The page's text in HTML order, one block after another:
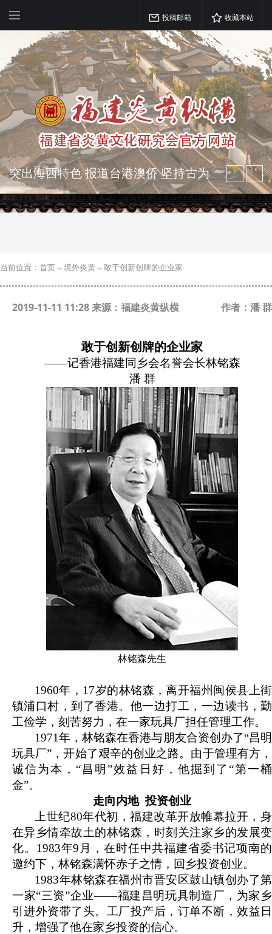
投稿邮箱 收藏本站
弘扬优秀文化 振奋民族精神 介绍民族
瑰宝 宣传中华精英
突出海西特色 报道台港澳侨 坚持古为
当前位置： 首页 ›› 境外炎黄 ›› ​敢于创新创牌的企业家
2019-11-11 11:28 来源：福建炎黄纵横 作者：潘 群
敢于创新创牌的企业家
——记香港福建同乡会名誉会长林铭森
潘 群
林铭森先生
1960年，17岁的林铭森，离开福州闽侯县上街
镇浦口村，到了香港。他一边打工，一边读书，勤
工俭学，刻苦努力，在一家玩具厂担任管理工作。
1971年，林铭森在香港与朋友合资创办了“昌明
玩具厂”，开始了艰辛的创业之路。由于管理有方，
诚信为本，“昌明”效益日好，他掘到了“第一桶
金”。
走向内地 投资创业
上世纪80年代初，福建改革开放帷幕拉开，身
在异乡情牵故土的林铭森，时刻关注家乡的发展变
化。1983年9月，在时任中共福建省委书记项南的
邀约下，林铭森满怀赤子之情，回乡投资创业。
1983年林铭森在福州市晋安区鼓山镇创办了第
一家“三资”企业——福建昌明玩具制造厂，为家乡
引进外资带了头。工厂投产后，订单不断，效益日
升，增强了他在家乡投资的信心。